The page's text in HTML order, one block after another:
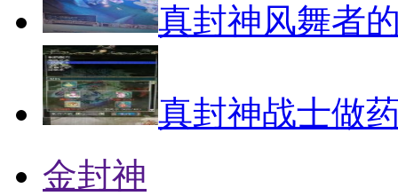
真封神风舞者
真封神战士做
金封神